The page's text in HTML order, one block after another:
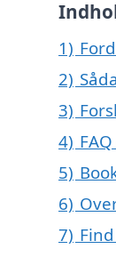
1)
2)
3)
4)
5)
6)
7)